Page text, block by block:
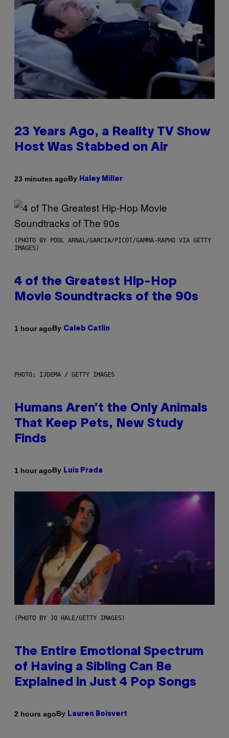
23 Years Ago, a Reality TV Show
Host Was Stabbed on Air
23 minutes agoBy Haley Miller
(PHOTO BY POOL ARNAL/GARCIA/PICOT/GAMMA-RAPHO VIA GETTY
IMAGES)
4 of the Greatest Hip-Hop
Movie Soundtracks of the 90s
1 hour agoBy Caleb Catlin
PHOTO: IJDEMA / GETTY IMAGES
Humans Aren’t the Only Animals
That Keep Pets, New Study
Finds
1 hour agoBy Luis Prada
(PHOTO BY JO HALE/GETTY IMAGES)
The Entire Emotional Spectrum
of Having a Sibling Can Be
Explained in Just 4 Pop Songs
2 hours agoBy Lauren Boisvert